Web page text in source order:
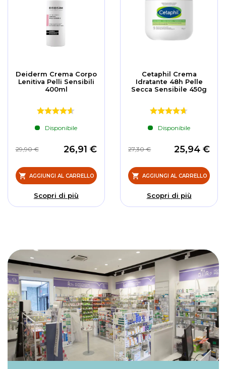
Deiderm Crema Corpo
Lenitiva Pelli Sensibili
400ml
Disponibile
26,91 €
29,90 €
AGGIUNGI AL CARRELLO
Scopri di più
Cetaphil Crema
Idratante 48h Pelle
Secca Sensibile 450g
Disponibile
25,94 €
27,30 €
AGGIUNGI AL CARRELLO
Scopri di più